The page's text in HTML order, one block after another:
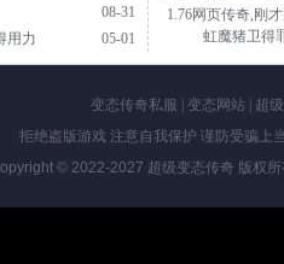
08-31
05-01
用力
1.76网页传奇,刚
虹魔猪卫得
变态传奇私服 变态网站|
超
拒绝盗版游戏 注意自我保护 谨防受骗上
© 2022-2027 超级变态传奇 版权